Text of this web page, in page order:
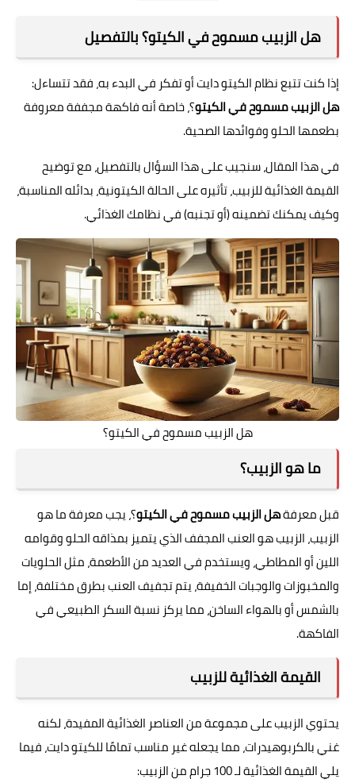
هل الزبيب مسموح في الكيتو؟ بالتفصيل
إذا كنت تتبع نظام الكيتو دايت أو تفكر في البدء به، فقد تتساءل:
هل الزبيب مسموح في الكيتو؟، خاصة أنه فاكهة مجففة معروفة
بطعمها الحلو وفوائدها الصحية.
في هذا المقال، سنجيب على هذا السؤال بالتفصيل، مع توضيح
القيمة الغذائية للزبيب، تأثيره على الحالة الكيتونية، بدائله المناسبة،
وكيف يمكنك تضمينه (أو تجنبه) في نظامك الغذائي.
هل الزبيب مسموح في الكيتو؟
ما هو الزبيب؟
قبل معرفةهل الزبيب مسموح في الكيتو؟، يجب معرفة ما هو
الزبيب، الزبيب هو العنب المجفف الذي يتميز بمذاقه الحلو وقوامه
اللين أو المطاطي، ويستخدم في العديد من الأطعمة، مثل الحلويات
والمخبوزات والوجبات الخفيفة، يتم تجفيف العنب بطرق مختلفة، إما
بالشمس أو بالهواء الساخن، مما يركز نسبة السكر الطبيعي في
الفاكهة.
القيمة الغذائية للزبيب
يحتوي الزبيب على مجموعة من العناصر الغذائية المفيدة، لكنه
غني بالكربوهيدرات، مما يجعله غير مناسب تمامًا للكيتو دايت، فيما
يلي القيمة الغذائية لـ 100 جرام من الزبيب: